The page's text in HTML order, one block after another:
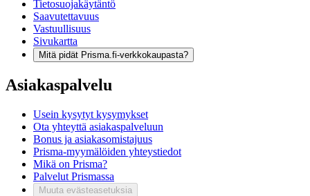
Tietosuojakäytäntö
Saavutettavuus
Vastuullisuus
Sivukartta
Mitä pidät Prisma.fi-verkkokaupasta?
Asiakaspalvelu
Usein kysytyt kysymykset
Ota yhteyttä asiakaspalveluun
Bonus ja asiakasomistajuus
Prisma-myymälöiden yhteystiedot
Mikä on Prisma?
Palvelut Prismassa
Muuta evästeasetuksia